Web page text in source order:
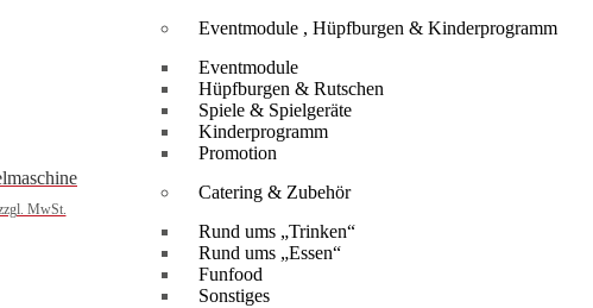
Eventmodule , Hüpfburgen & Kinderprogramm
Eventmodule
Hüpfburgen & Rutschen
Spiele & Spielgeräte
Kinderprogramm
Promotion
Catering & Zubehör
Rund ums „Trinken“
Rund ums „Essen“
Funfood
Sonstiges
MwSt.